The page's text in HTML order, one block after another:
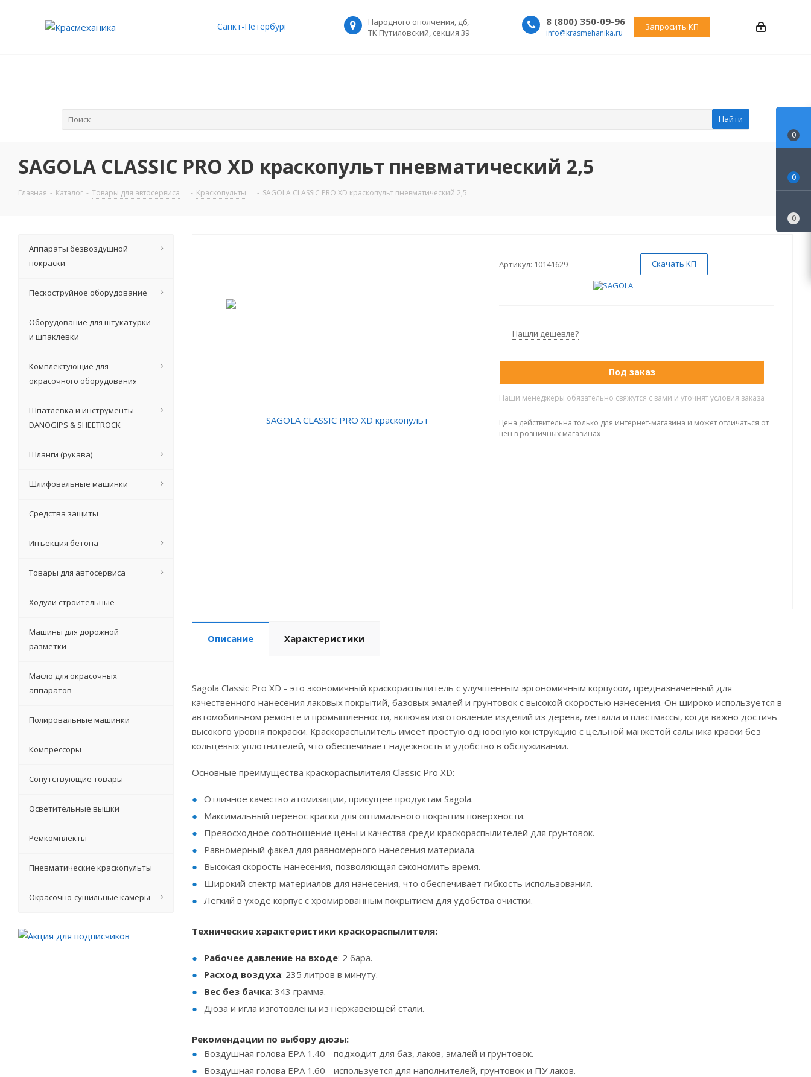
Санкт-Петербург
Народного ополчения, д6,
ТК Путиловский, секция 39
8 (800) 350-09-96
info@krasmehanika.ru
Запросить КП
Найти
SAGOLA CLASSIC PRO XD краскопульт пневматический 2,5
Главная - Каталог - Товары для автосервиса - Краскопульты - SAGOLA CLASSIC PRO XD краскопульт пневматический 2,5
Артикул: 10141629 Скачать КП
Нашли дешевле?
Под заказ
Наши менеджеры обязательно свяжутся с вами и уточнят условия заказа
Цена действительна только для интернет-магазина и может отличаться от
цен в розничных магазинах
Описание Характеристики
Sagola Classic Pro XD - это экономичный краскораспылитель с улучшенным эргономичным корпусом, предназначенный для
качественного нанесения лаковых покрытий, базовых эмалей и грунтовок с высокой скоростью нанесения. Он широко используется в
автомобильном ремонте и промышленности, включая изготовление изделий из дерева, металла и пластмассы, когда важно достичь
высокого уровня покраски. Краскораспылитель имеет простую одноосную конструкцию с цельной манжетой сальника краски без
кольцевых уплотнителей, что обеспечивает надежность и удобство в обслуживании.
Основные преимущества краскораспылителя Classic Pro XD:
Отличное качество атомизации, присущее продуктам Sagola.
Максимальный перенос краски для оптимального покрытия поверхности.
Превосходное соотношение цены и качества среди краскораспылителей для грунтовок.
Равномерный факел для равномерного нанесения материала.
Высокая скорость нанесения, позволяющая сэкономить время.
Широкий спектр материалов для нанесения, что обеспечивает гибкость использования.
Легкий в уходе корпус с хромированным покрытием для удобства очистки.
Технические характеристики краскораспылителя:
Рабочее давление на входе: 2 бара.
Расход воздуха: 235 литров в минуту.
Вес без бачка: 343 грамма.
Дюза и игла изготовлены из нержавеющей стали.
Рекомендации по выбору дюзы:
Воздушная голова EPA 1.40 - подходит для баз, лаков, эмалей и грунтовок.
Воздушная голова EPA 1.60 - используется для наполнителей, грунтовок и ПУ лаков.
Аппараты безвоздушной
покраски
Пескоструйное оборудование
Оборудование для штукатурки
и шпаклевки
Комплектующие для
окрасочного оборудования
Шпатлёвка и инструменты
DANOGIPS & SHEETROCK
Шланги (рукава)
Шлифовальные машинки
Средства защиты
Инъекция бетона
Товары для автосервиса
Ходули строительные
Машины для дорожной
разметки
Масло для окрасочных
аппаратов
Полировальные машинки
Компрессоры
Сопутствующие товары
Осветительные вышки
Ремкомплекты
Пневматические краскопульты
Окрасочно-сушильные камеры
0
0
0